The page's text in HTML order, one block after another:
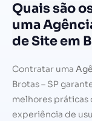
Quais são
uma
de Site em
Contratar uma
Brotas – SP
melhores práticas
experiência de